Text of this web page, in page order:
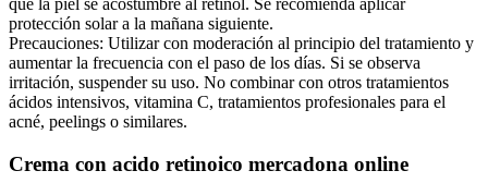
protección solar a la mañana siguiente.
Precauciones: Utilizar con moderación al principio del tratamiento y
aumentar la frecuencia con el paso de los días. Si se observa
irritación, suspender su uso. No combinar con otros tratamientos
ácidos intensivos, vitamina C, tratamientos profesionales para el
acné, peelings o similares.
Crema con acido retinoico mercadona online